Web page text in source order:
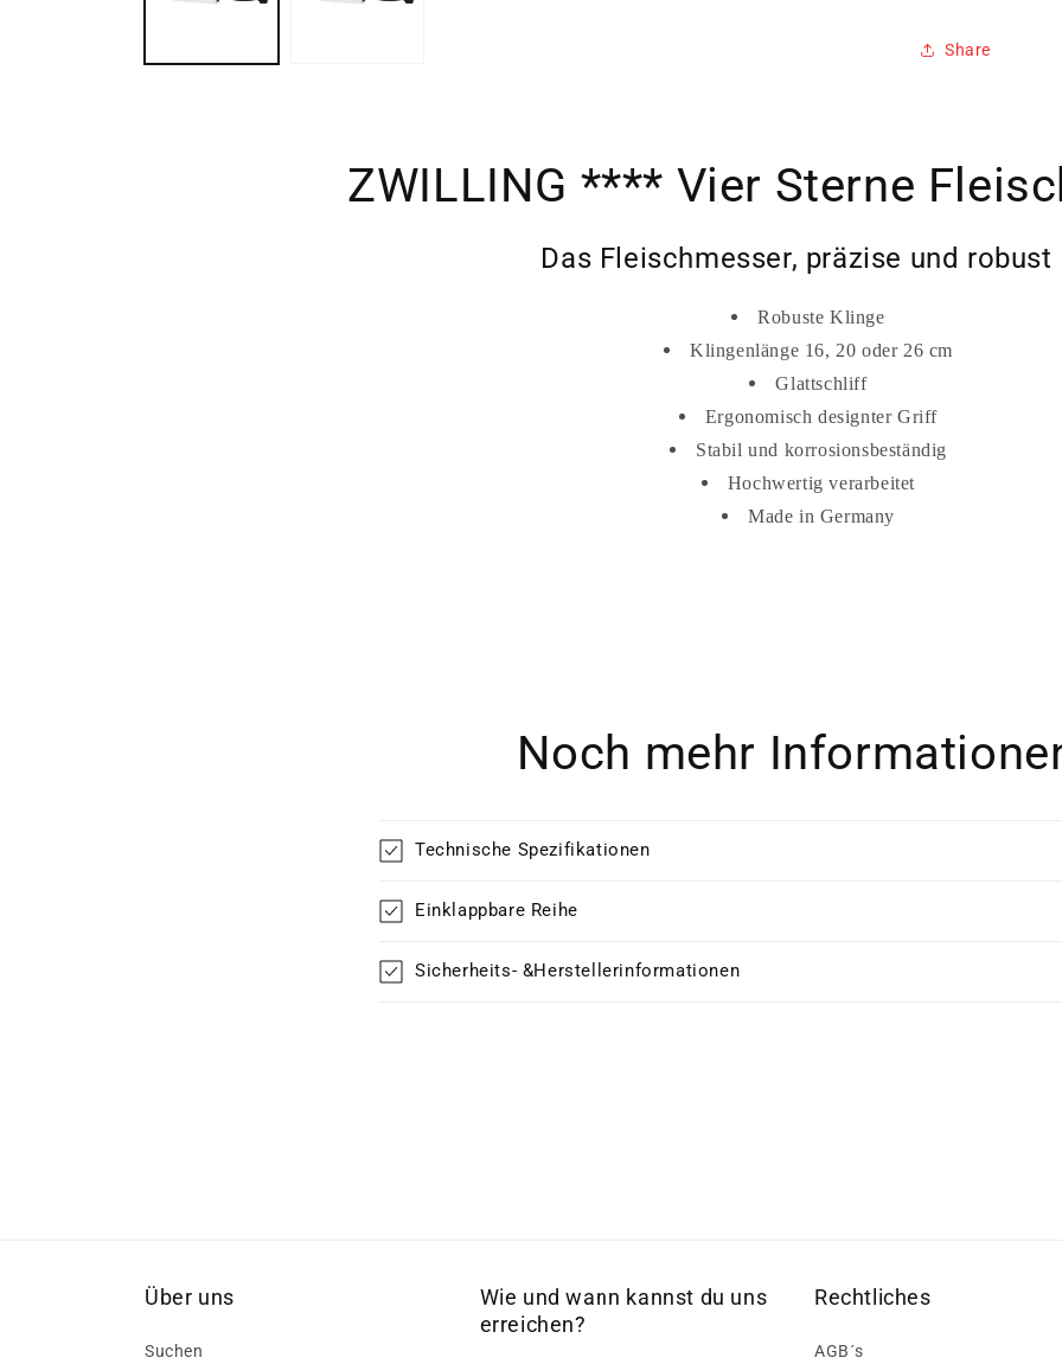
Share
ZWILLING **** Vier Sterne
Das Fleischmesser, präzise und robust
Robuste Klinge
Klingenlänge 16, 20 oder 26 cm
Glattschliff
Ergonomisch designter Griff
Stabil und korrosionsbeständig
Hochwertig verarbeitet
Made in Germany
Noch mehr
Technische Spezifikationen
Einklappbare Reihe
Sicherheits- &Herstellerinformationen
Über uns
Suchen
Wie und wann kannst du uns
erreichen?
Rechtliches
AGB´s